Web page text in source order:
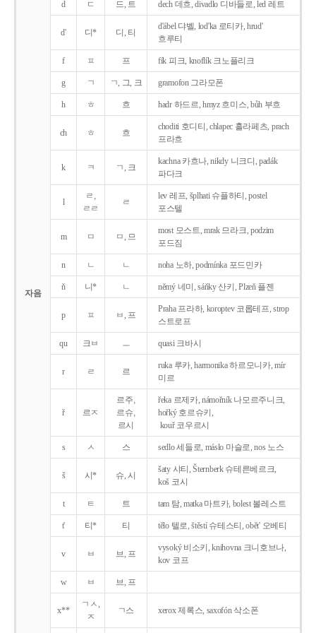
자음
d ㄷ 드, 트 dech 데흐, divadlo 디바들로, led 레트
d' 디* 디, 티
d'ábel 댜벨, lod'ka 로티카, hrud'
흐루티
f ㅍ 프 fík 피크, knoflík 크노플리크
g ㄱ ㄱ, 그, 크 gramofon 그라모폰
h ㅎ 흐 hadr 하드르, hmyz 흐미스, bůh 부흐
ch ㅎ 흐
choditi 호디티, chlapec 흘라페츠, prach
프라흐
k ㅋ ㄱ, 크
kachna 카흐나, nikdy 니크디, padák
파다크
l
ㄹ,
ㄹㄹ
ㄹ
lev 레프, šplhati 슈플하티, postel
포스텔
m ㅁ ㅁ, 므
most 모스트, mrak 므라크, podzim
포드짐
n ㄴ ㄴ noha 노하, podmínka 포드민카
ň 니* ㄴ němý 네미, sáňky 산키, Plzeň 플젠
p ㅍ ㅂ, 프
Praha 프라하, koroptev 코롭테프, strop
스트로프
qu 크ㅂ ㅡ quasi 크바시
r ㄹ 르
ruka 루카, harmonika 하르모니카, mír
미르
ř 르ㅈ
르주,
르슈,
르시
řeka 르제카, námořník 나모르주니크,
hořký 호르슈키,
kouř 코우르시
s ㅅ 스 sedlo 세들로, máslo 마슬로, nos 노스
š 시* 슈, 시
šaty 샤티, Šternberk 슈테른베르크,
koš 코시
t ㅌ 트 tam 탐, matka 마트카, bolest 볼레스트
t' 티* 티 tělo 텔로, štěstí 슈테스티, obět' 오베티
v ㅂ 브, 프
vysoký 비소키, knihovna 크니호브나,
kov 코프
w ㅂ 브, 프
x**
ㄱㅅ,
ㅈ
ㄱ스 xerox 제록스, saxofón 삭소폰